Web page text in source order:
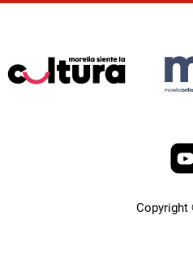
Copyright